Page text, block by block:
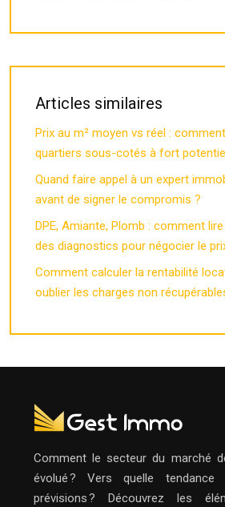
Articles similaires
Prix au m² moyen vs réel :
quartiers sous-cotés à fort
Quand faire appel à un expert
avant de signer le compromis ?
DPE, Amiante, Plomb : comment
des diagnostics pour négocier le
Comment calculer la rentabilité
oublier les charges non
Comment le secteur du marché
évolué ? Vers quelle
prévisions ? Découvrez les